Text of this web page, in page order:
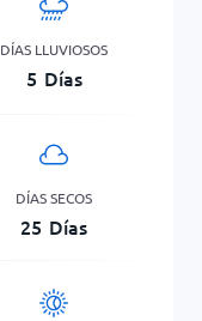
DÍAS LLUVIOSOS
5 Días
DÍAS SECOS
25 Días